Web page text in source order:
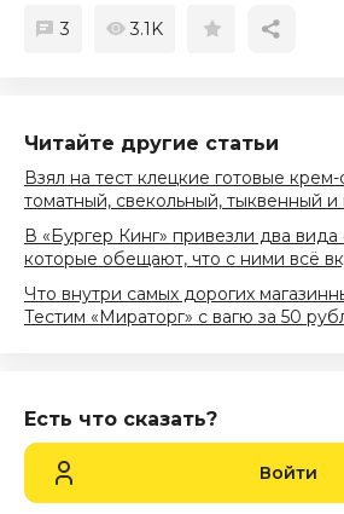
3 3.1K
Читайте другие статьи
Взял на тест клецкие готовые
томатный, свекольный, тыквенный
В «Бургер Кинг» привезли два вида
которые обещают, что с ними всё
Что внутри самых дорогих
Тестим «Мираторг» с вагю за 50
Есть что сказать?
Войти